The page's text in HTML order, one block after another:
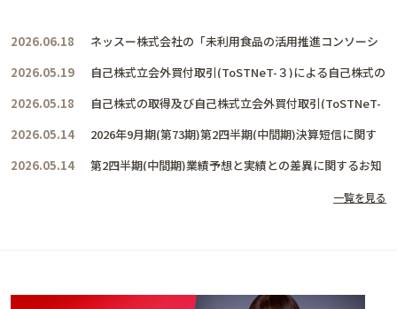
2026.06.18 ネッスー株式会社の「未利用食品の活用推進コンソーシ
2026.05.19
自己株式立会外買付取引(ToSTNeT-３)による自己株式の
2026.05.18
自己株式の取得及び自己株式立会外買付取引(ToSTNeT-
2026.05.14
2026年9月期(第73期)第2四半期(中間期)決算短信に関す
2026.05.14
第2四半期(中間期)業績予想と実績との差異に関するお知
一覧を見る